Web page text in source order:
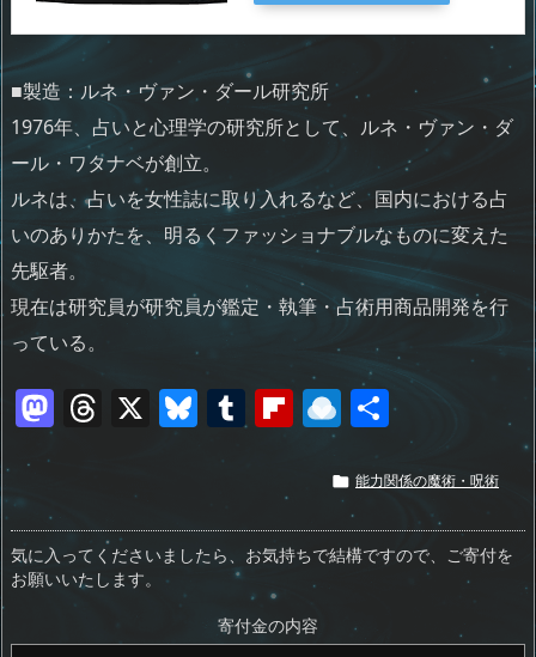
■製造：ルネ・ヴァン・ダール研究所
1976年、占いと心理学の研究所として、ルネ・ヴァン・ダ
ール・ワタナベが創立。
ルネは、占いを女性誌に取り入れるなど、国内における占
いのありかたを、明るくファッショナブルなものに変えた
先駆者。
現在は研究員が研究員が鑑定・執筆・占術用商品開発を行
っている。
M
o
d
o
n
T
re
a
d
s
X Bl
sk
y
T
u
bl
r
Fl
o
ar
d
R
n
d
ro
io
共
有
 能力関係の魔術・呪術
気に入ってくださいましたら、お気持ちで結構ですので、ご寄付を
お願いいたします。
寄付金の内容